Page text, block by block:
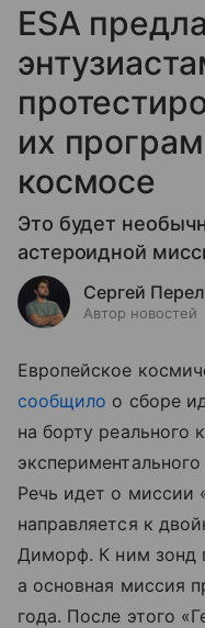
ESA
их
космосе
Это будет
астероидной
Сергей
Автор новостей
Европейское
сообщило о сборе
на борту реального
Речь идет о миссии
направляется к
Диморф. К ним зонд
а основная миссия
года. После этого